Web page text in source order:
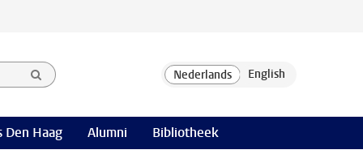
Den Haag Alumni Bibliotheek